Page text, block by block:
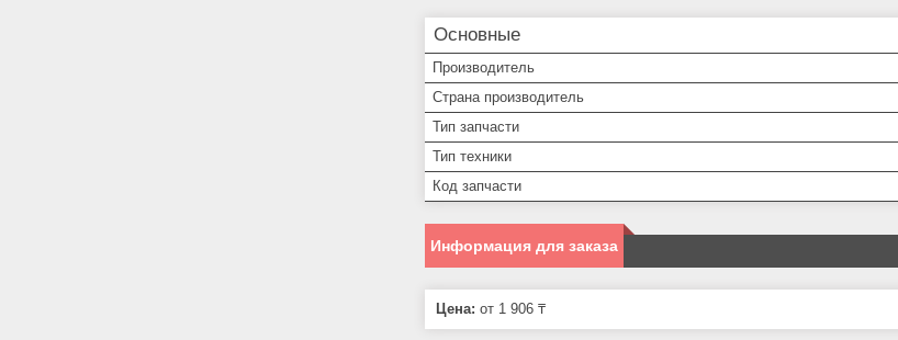
Основные
Производитель
Страна производитель
Тип запчасти
Тип техники
Код запчасти
Информация для заказа
Цена: от 1 906 ₸